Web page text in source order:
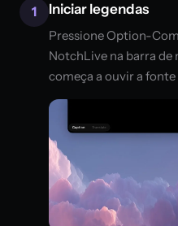
1 Iniciar legendas
Pressione Option-
NotchLive na barra de
começa a ouvir a